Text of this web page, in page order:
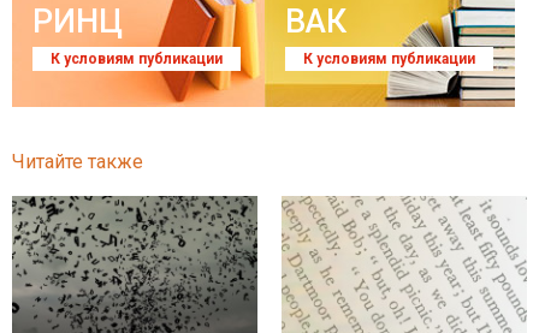
РИНЦ
К условиям публикации
ВАК
К условиям публикации
Читайте также